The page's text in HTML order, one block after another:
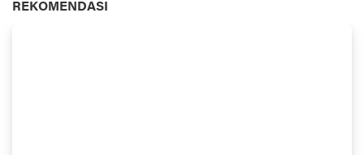
REKOMENDASI